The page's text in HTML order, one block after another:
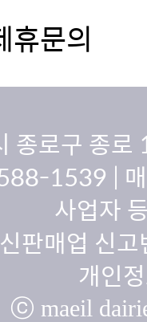
휴문의
종로구 종
1539 |
사업자
판매업 신
개인
ⓒ maeil